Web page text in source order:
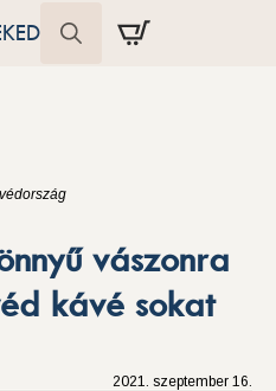
vászonra
kávé sokat
2021. szeptember 16.